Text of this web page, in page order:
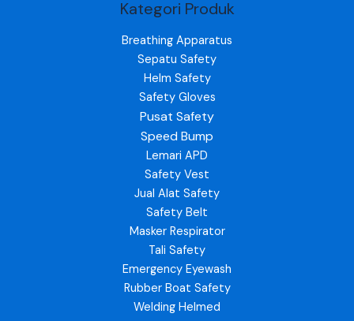
Kategori Produk
Breathing Apparatus
Sepatu Safety
Helm Safety
Safety Gloves
Pusat Safety
Speed Bump
Lemari APD
Safety Vest
Jual Alat Safety
Safety Belt
Masker Respirator
Tali Safety
Emergency Eyewash
Rubber Boat Safety
Welding Helmed